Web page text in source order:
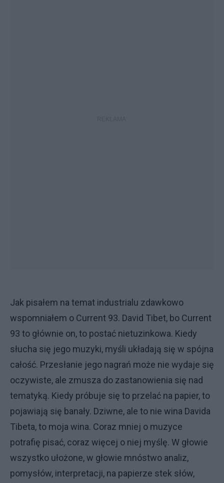
Jak pisałem na temat industrialu zdawkowo
wspomniałem o Current 93. David Tibet, bo Current
93 to głównie on, to postać nietuzinkowa. Kiedy
słucha się jego muzyki, myśli układają się w spójna
całość. Przesłanie jego nagrań może nie wydaje się
oczywiste, ale zmusza do zastanowienia się nad
tematyką. Kiedy próbuje się to przelać na papier, to
pojawiają się banały. Dziwne, ale to nie wina Davida
Tibeta, to moja wina. Coraz mniej o muzyce
potrafię pisać, coraz więcej o niej myślę. W głowie
wszystko ułożone, w głowie mnóstwo analiz,
pomysłów, interpretacji, na papierze stek słów,